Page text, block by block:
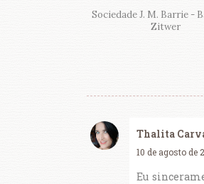
Sociedade J. M. Barrie -
Zitwer
Thalita
10 de agosto de
Eu